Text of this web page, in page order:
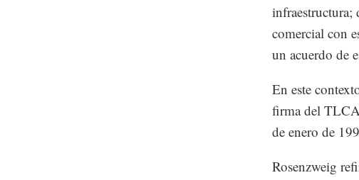
infraestructura;
comercial con
un acuerdo de
En este
firma del
de enero de
Rosenzweig